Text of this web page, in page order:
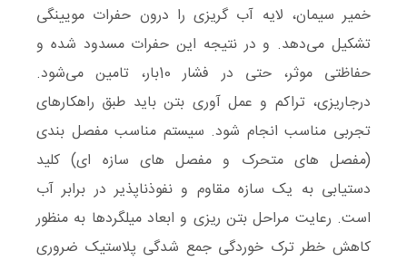
خمیر سیمان، لایه آب گریزی را درون حفرات مویینگی
تشکیل می‌دهد. و در نتیجه این حفرات مسدود شده و
حفاظتی موثر، حتی در فشار 10بار، تامین می‌شود.
درجاریزی، تراکم و عمل آوری بتن باید طبق راهکارهای
تجربی مناسب انجام شود. سیستم مناسب مفصل بندی
(مفصل های متحرک و مفصل های سازه ای) کلید
دستیابی به یک سازه مقاوم و نفوذناپذیر در برابر آب
است. رعایت مراحل بتن ریزی و ابعاد میلگردها به منظور
کاهش خطر ترک خوردگی جمع شدگی پلاستیک ضروری